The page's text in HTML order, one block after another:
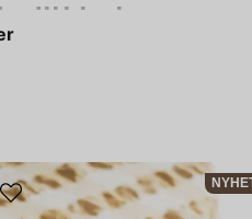
ditt behov
middagsbjudningar. Linne
strykning om du vill ha den